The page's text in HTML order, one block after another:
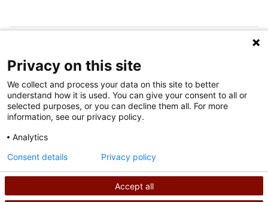
Datenschutzrichtlinie
©2026 Shriners International Copyright
Privacy on this site
We collect and process your data on this site to better
understand how it is used. You can give your consent to all or
selected purposes, or you can decline them all. For more
information, see our privacy policy.
Analytics
Accept all
Consent details Privacy policy